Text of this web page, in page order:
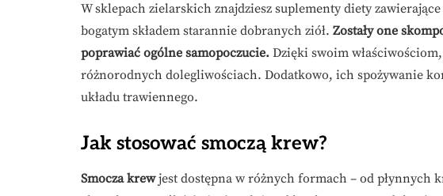
W sklepach zielarskich znajdziesz suplementy diety
bogatym składem starannie dobranych ziół. Zostały one
poprawiać ogólne samopoczucie. Dzięki swoim
różnorodnych dolegliwościach. Dodatkowo, ich spożywanie
układu trawiennego.
Jak stosować smoczą krew?
Smocza krewjest dostępna w różnych formach – od płynnych